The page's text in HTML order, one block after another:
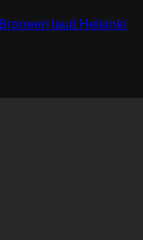
Broneeri laud Helsinki